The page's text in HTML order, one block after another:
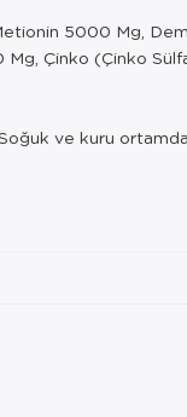
5000 Mg,
Çinko (Çinko
ve kuru